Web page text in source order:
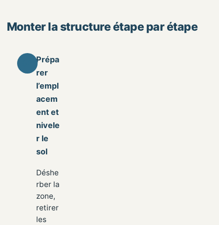
Monter la structure étape par étape
Prépa
rer
l’empl
acem
ent et
nivele
r le
sol
Déshe
rber la
zone,
retirer
les